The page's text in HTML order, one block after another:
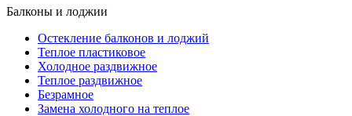
Балконы и лоджии
Остекление балконов и лоджий
Теплое пластиковое
Холодное раздвижное
Теплое раздвижное
Безрамное
Замена холодного на теплое